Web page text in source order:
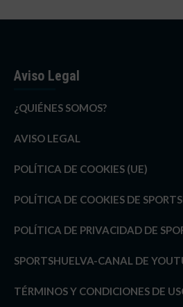
Aviso Legal
¿QUIÉNES SOMOS?
AVISO LEGAL
POLÍTICA DE COOKIES (UE)
POLÍTICA DE COOKIES DE
POLÍTICA DE PRIVACIDAD DE
SPORTSHUELVA-CANAL DE
TÉRMINOS Y CONDICIONES DE